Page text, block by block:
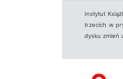
Instytut
trzecich w
dysku zmień